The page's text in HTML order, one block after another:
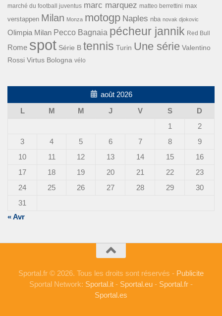
marché du football juventus marc marquez matteo berrettini max
verstappen Milan Monza motogp Naples nba novak djokovic
Olimpia Milan Pecco Bagnaia pécheur jannik Red Bull
Rome spot Série B tennis Turin Une série Valentino
Rossi Virtus Bologna vélo
août 2026
L
M M J V S
D
1
2
3
4 5 6 7 8
9
10
11 12 13 14 15
16
17
18 19 20 21 22
23
24
25 26 27 28 29
30
31
« Avr
Sportal.fr © 2026. Tous les droits sont réservés - Publicite
Sportal Network: Sportal.it - Sportal.eu - Sportal.fr -
Sportal.es